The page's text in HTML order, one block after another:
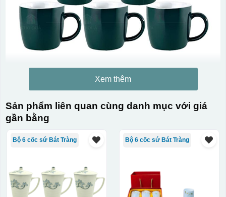
Xem thêm
Sản phẩm liên quan cùng danh mục với giá
gần bằng
Bộ 6 cốc sứ Bát Tràng Bộ 6 cốc sứ Bát Tràng